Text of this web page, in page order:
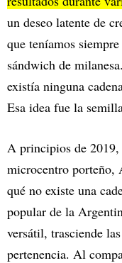
un deseo latente de
que teníamos
sándwich de
existía ninguna
Esa idea fue la
A principios de
microcentro porteño,
qué no existe una
popular de la
versátil, trasciende
pertenencia. Al